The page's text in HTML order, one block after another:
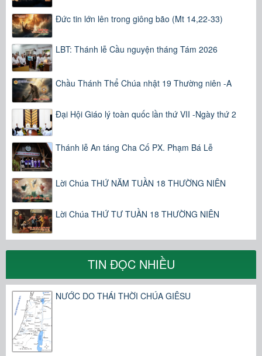
Đức tin lớn lên trong giông bão (Mt 14,22-33)
LBT: Thánh lễ Cầu nguyện tháng Tám 2026
Chầu Thánh Thể Chúa nhật 19 Thường niên -A
Đại Hội Giáo lý toàn quốc lần thứ VII -Ngày thứ 2
Thánh lễ An táng Cha Cố PX. Phạm Bá Lễ
Lời Chúa THỨ NĂM TUẦN 18 THƯỜNG NIÊN
Lời Chúa THỨ TƯ TUẦN 18 THƯỜNG NIÊN
TIN ĐỌC NHIỀU
NƯỚC DO THÁI THỜI CHÚA GIÊSU